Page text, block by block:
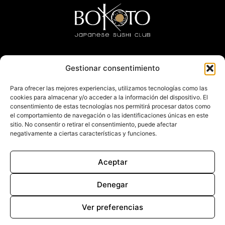
Gestionar consentimiento
Para ofrecer las mejores experiencias, utilizamos tecnologías como las
cookies para almacenar y/o acceder a la información del dispositivo. El
consentimiento de estas tecnologías nos permitirá procesar datos como
el comportamiento de navegación o las identificaciones únicas en este
sitio. No consentir o retirar el consentimiento, puede afectar
negativamente a ciertas características y funciones.
Aceptar
Denegar
Ver preferencias
Trabaja con nosotros
Actualidad
Contacto
SABADELLLOGROÑO
Política de privacidad Aviso legal